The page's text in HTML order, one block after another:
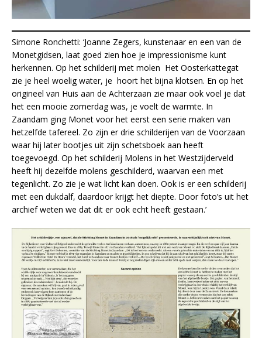
Simone Ronchetti: ‘Joanne Zegers, kunstenaar en een van de
Monetgidsen, laat goed zien hoe je impressionisme kunt
herkennen. Op het schilderij met molen Het Oosterkattegat
zie je heel woelig water, je hoort het bijna klotsen. En op het
origineel van Huis aan de Achterzaan zie maar ook voel je dat
het een mooie zomerdag was, je voelt de warmte. In
Zaandam ging Monet voor het eerst een serie maken van
hetzelfde tafereel. Zo zijn er drie schilderijen van de Voorzaan
waar hij later bootjes uit zijn schetsboek aan heeft
toegevoegd. Op het schilderij Molens in het Westzijderveld
heeft hij dezelfde molens geschilderd, waarvan een met
tegenlicht. Zo zie je wat licht kan doen. Ook is er een schilderij
met een dukdalf, daardoor krijgt het diepte. Door foto’s uit het
archief weten we dat dit er ook echt heeft gestaan.’